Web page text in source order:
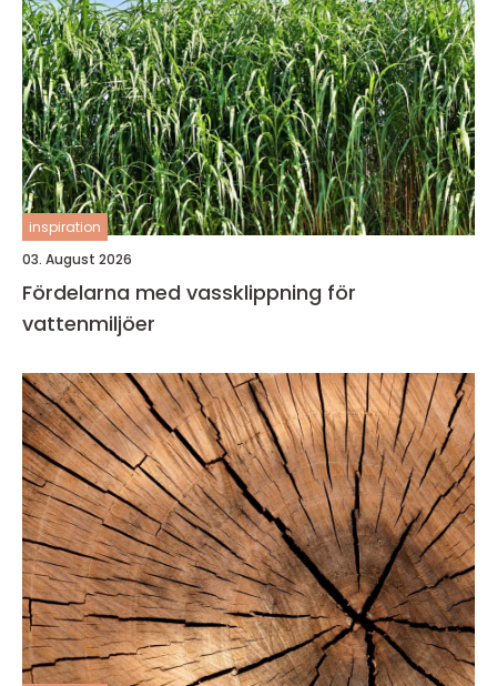
inspiration
03. August 2026
Fördelarna med vassklippning för
vattenmiljöer